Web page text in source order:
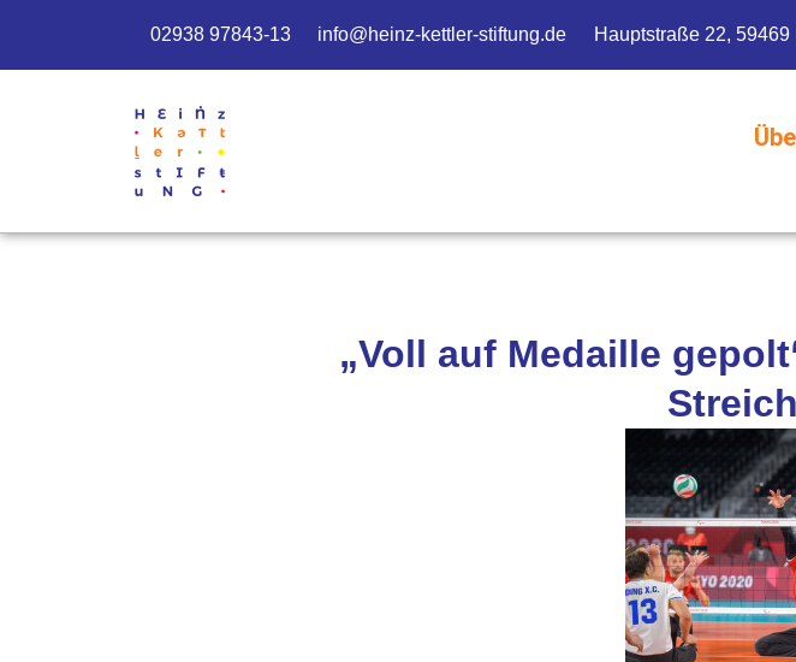
02938 97843-13 info@heinz-kettler-stiftung.de Hauptstraße 22, 59469
„Voll auf Medaille